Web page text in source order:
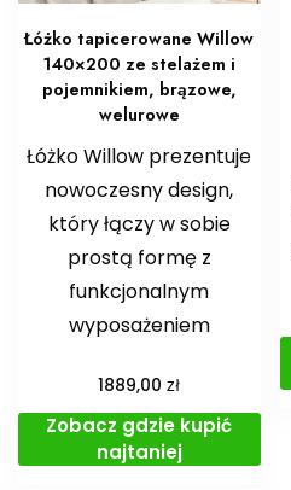
Łóżko tapicerowane Willow
140×200 ze stelażem i
pojemnikiem, brązowe,
welurowe
Łóżko Willow prezentuje
nowoczesny design,
który łączy w sobie
prostą formę z
funkcjonalnym
wyposażeniem
1889,00zł
Zobacz gdzie kupić
najtaniej